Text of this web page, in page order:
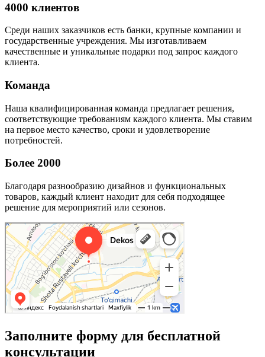
4000 клиентов
Среди наших заказчиков есть банки, крупные компании и
государственные учреждения. Мы изготавливаем
качественные и уникальные подарки под запрос каждого
клиента.
Команда
Наша квалифицированная команда предлагает решения,
соответствующие требованиям каждого клиента. Мы ставим
на первое место качество, сроки и удовлетворение
потребностей.
Более 2000
Благодаря разнообразию дизайнов и функциональных
товаров, каждый клиент находит для себя подходящее
решение для мероприятий или сезонов.
Заполните форму для бесплатной
консультации